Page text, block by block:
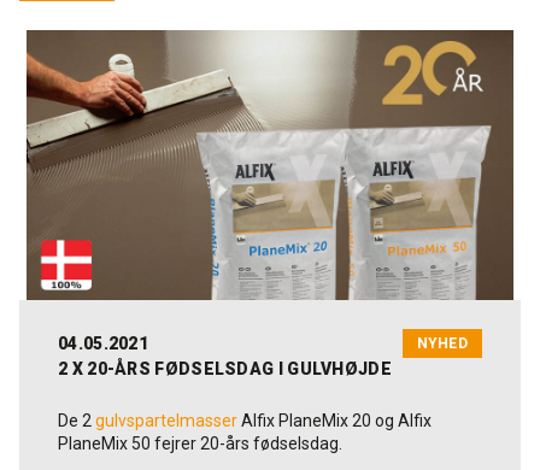
04.05.2021 NYHED
2 X 20-ÅRS FØDSELSDAG I GULVHØJDE
De 2 gulvspartelmasserAlfix PlaneMix 20 og Alfix
PlaneMix 50 fejrer 20-års fødselsdag.